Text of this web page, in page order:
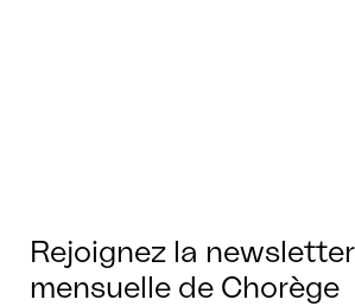
Rejoignez la newsletter
mensuelle de Chorège